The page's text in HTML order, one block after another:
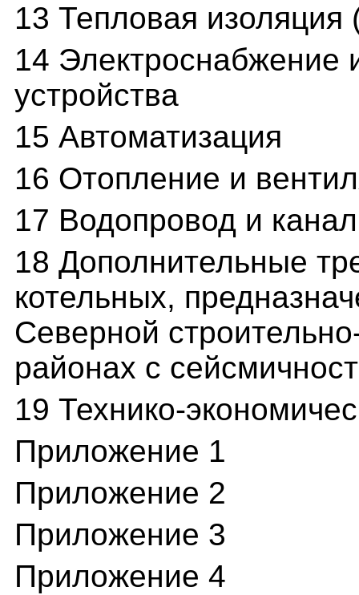
13 Тепловая изоляция
14 Электроснабжение
устройства
15 Автоматизация
16 Отопление и
17 Водопровод и
18 Дополнительные
котельных,
Северной
районах с
19 Технико-
Приложение 1
Приложение 2
Приложение 3
Приложение 4